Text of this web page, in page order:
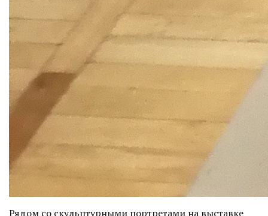
Рядом со скульптурными портретами на выставке